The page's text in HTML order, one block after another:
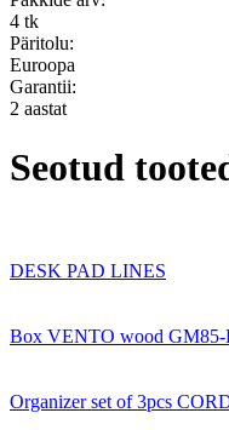
4 tk
Päritolu:
Euroopa
Garantii:
2 aastat
Seotud
DESK PAD LINES
Box VENTO wood
Organizer set of 3pcs